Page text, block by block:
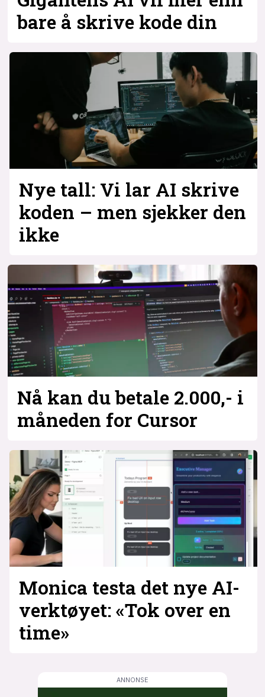
bare å skrive kode din
Nye tall: Vi lar AI skrive
koden – men sjekker den
ikke
Nå kan du betale 2.000,- i
måneden for Cursor
Monica testa det nye AI-
verktøyet: «Tok over en
time»